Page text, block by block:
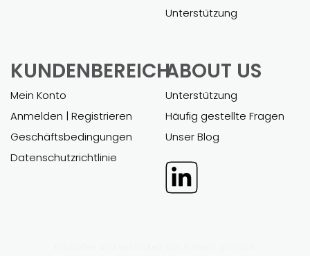
Unterstützung
KUNDENBEREICH
Mein Konto
Anmelden | Registrieren
Geschäftsbedingungen
Datenschutzrichtlinie
ABOUT US
Unterstützung
Häufig gestellte Fragen
Unser Blog